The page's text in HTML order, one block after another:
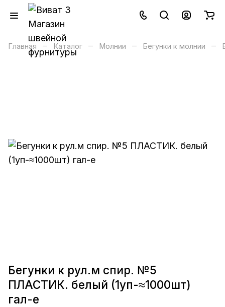
Главная – Каталог – Молнии – Бегунки к молнии –
Бегунки к рул.м спир. №5
ПЛАСТИК. белый (1уп-≈1000шт)
гал-е